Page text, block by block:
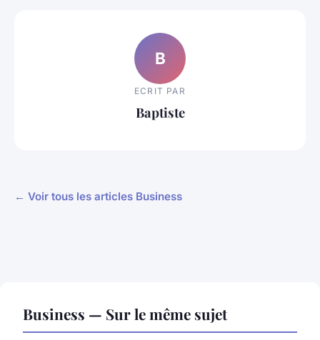
B
ECRIT PAR
Baptiste
← Voir tous les articles Business
Business — Sur le même sujet